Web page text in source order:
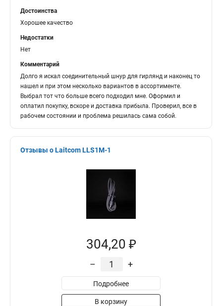
Достоинства
Хорошее качество
Недостатки
Нет
Комментарий
Долго я искал соединительный шнур для гирлянд и наконец то
нашел и при этом несколько вариантов в ассортименте.
Выбрал тот что больше всего подходил мне. Оформил и
оплатил покупку, вскоре и доставка прибыла. Проверил, все в
рабочем состоянии и проблема решилась сама собой.
Отзывы о Laitcom LLS1M-1
304,20 ₽
– +
Подробнее
В корзину